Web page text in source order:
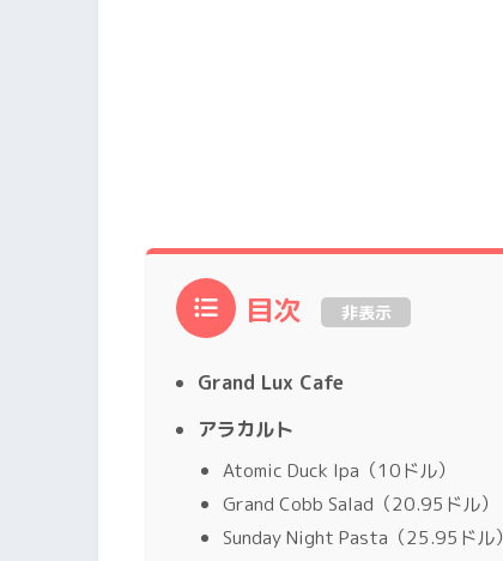
目次 非表示
Grand Lux Cafe
アラカルト
Atomic Duck Ipa（10ドル）
Grand Cobb Salad（20.95ドル）
Sunday Night Pasta（25.95ドル）